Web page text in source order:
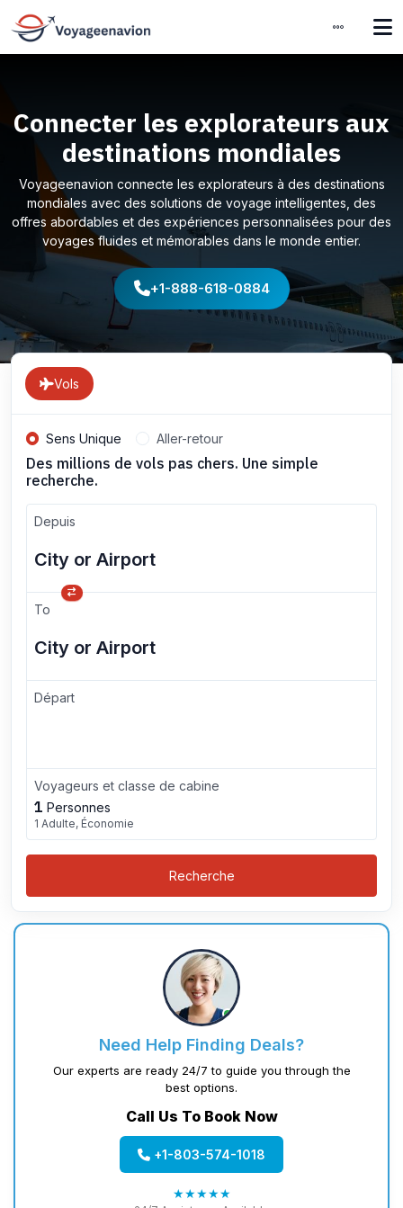
Connecter les explorateurs aux
destinations mondiales
Voyageenavion connecte les explorateurs à des destinations
mondiales avec des solutions de voyage intelligentes, des
offres abordables et des expériences personnalisées pour des
voyages fluides et mémorables dans le monde entier.
+1-888-618-0884
Vols
Sens Unique Aller-retour
Des millions de vols pas chers. Une simple
recherche.
Depuis
To
Départ
Voyageurs et classe de cabine
1 Personnes
1 Adulte, Économie
Recherche
Need Help Finding Deals?
Our experts are ready 24/7 to guide you through the
best options.
Call Us To Book Now
+1-803-574-1018
★★★★★